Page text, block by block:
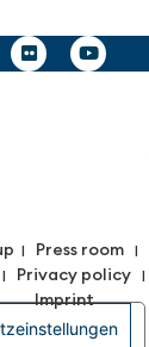
| Press room|
| Privacy policy |
Imprint